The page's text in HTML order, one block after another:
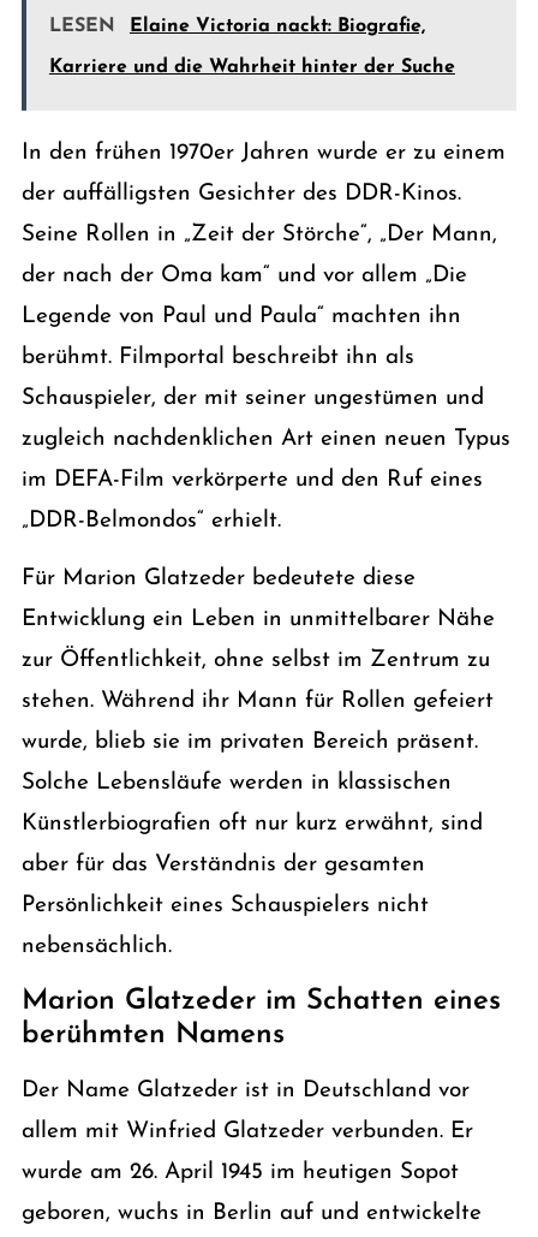
LESEN Elaine Victoria nackt: Biografie,
Karriere und die Wahrheit hinter der Suche
In den frühen 1970er Jahren wurde er zu einem
der auffälligsten Gesichter des DDR-Kinos.
Seine Rollen in „Zeit der Störche“, „Der Mann,
der nach der Oma kam“ und vor allem „Die
Legende von Paul und Paula“ machten ihn
berühmt. Filmportal beschreibt ihn als
Schauspieler, der mit seiner ungestümen und
zugleich nachdenklichen Art einen neuen Typus
im DEFA-Film verkörperte und den Ruf eines
„DDR-Belmondos“ erhielt.
Für Marion Glatzeder bedeutete diese
Entwicklung ein Leben in unmittelbarer Nähe
zur Öffentlichkeit, ohne selbst im Zentrum zu
stehen. Während ihr Mann für Rollen gefeiert
wurde, blieb sie im privaten Bereich präsent.
Solche Lebensläufe werden in klassischen
Künstlerbiografien oft nur kurz erwähnt, sind
aber für das Verständnis der gesamten
Persönlichkeit eines Schauspielers nicht
nebensächlich.
Marion Glatzeder im Schatten eines
berühmten Namens
Der Name Glatzeder ist in Deutschland vor
allem mit Winfried Glatzeder verbunden. Er
wurde am 26. April 1945 im heutigen Sopot
geboren, wuchs in Berlin auf und entwickelte